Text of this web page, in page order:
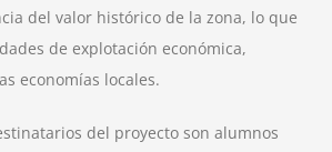
del valor histórico de la zona, lo que
de explotación económica,
economías locales.
del proyecto son alumnos